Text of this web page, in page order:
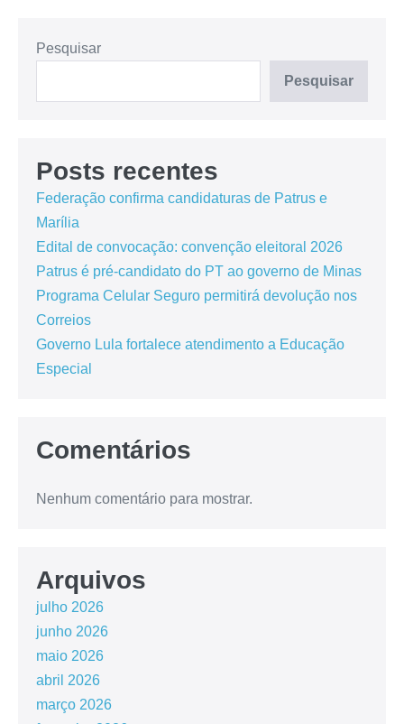
Pesquisar
Pesquisar
Posts recentes
Federação confirma candidaturas de Patrus e
Marília
Edital de convocação: convenção eleitoral 2026
Patrus é pré-candidato do PT ao governo de Minas
Programa Celular Seguro permitirá devolução nos
Correios
Governo Lula fortalece atendimento a Educação
Especial
Comentários
Nenhum comentário para mostrar.
Arquivos
julho 2026
junho 2026
maio 2026
abril 2026
março 2026